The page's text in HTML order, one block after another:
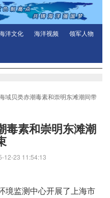
洋文化 海洋视频 领军人物
域贝类赤潮毒素和崇明东滩潮间带
毒素和崇明东滩潮
23 11:54:13
境监测中心开展了上海市